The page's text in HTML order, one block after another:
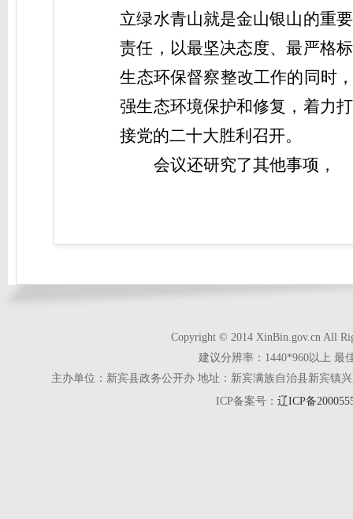
立绿水青山就是金山银山的重
责任，以最坚决态度、最严格
生态环保督察整改工作的同时
强生态环境保护和修复，着力
接党的二十大胜利召开。
会议还研究了其他事项，
Copyright © 2014 XinBin.gov.cn All
建议分辨率：1440*960以上 最
主办单位：新宾县政务公开办 地址：新宾满族自治县新宾镇
ICP备案号： 辽ICP备